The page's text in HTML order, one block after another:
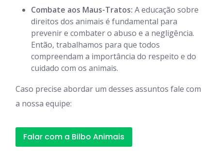
Combate aos Maus-Tratos: A educação sobre
direitos dos animais é fundamental para
prevenir e combater o abuso e a negligência.
Então, trabalhamos para que todos
compreendam a importância do respeito e do
cuidado com os animais.
Caso precise abordar um desses assuntos fale com
a nossa equipe:
Falar com a Bilbo Animais